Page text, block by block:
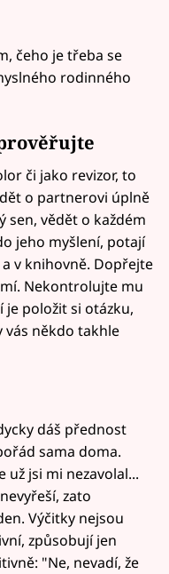
čeho je třeba se
rodinného
či jako revizor, to
o partnerovi úplně
sen, vědět o každém
jeho myšlení, potají
v knihovně. Dopřejte
Nekontrolujte mu
je položit si otázku,
vás někdo takhle
dáš přednost
sama doma.
už jsi mi nezavolal...
zato
Výčitky nejsou
způsobují jen
"Ne, nevadí, že